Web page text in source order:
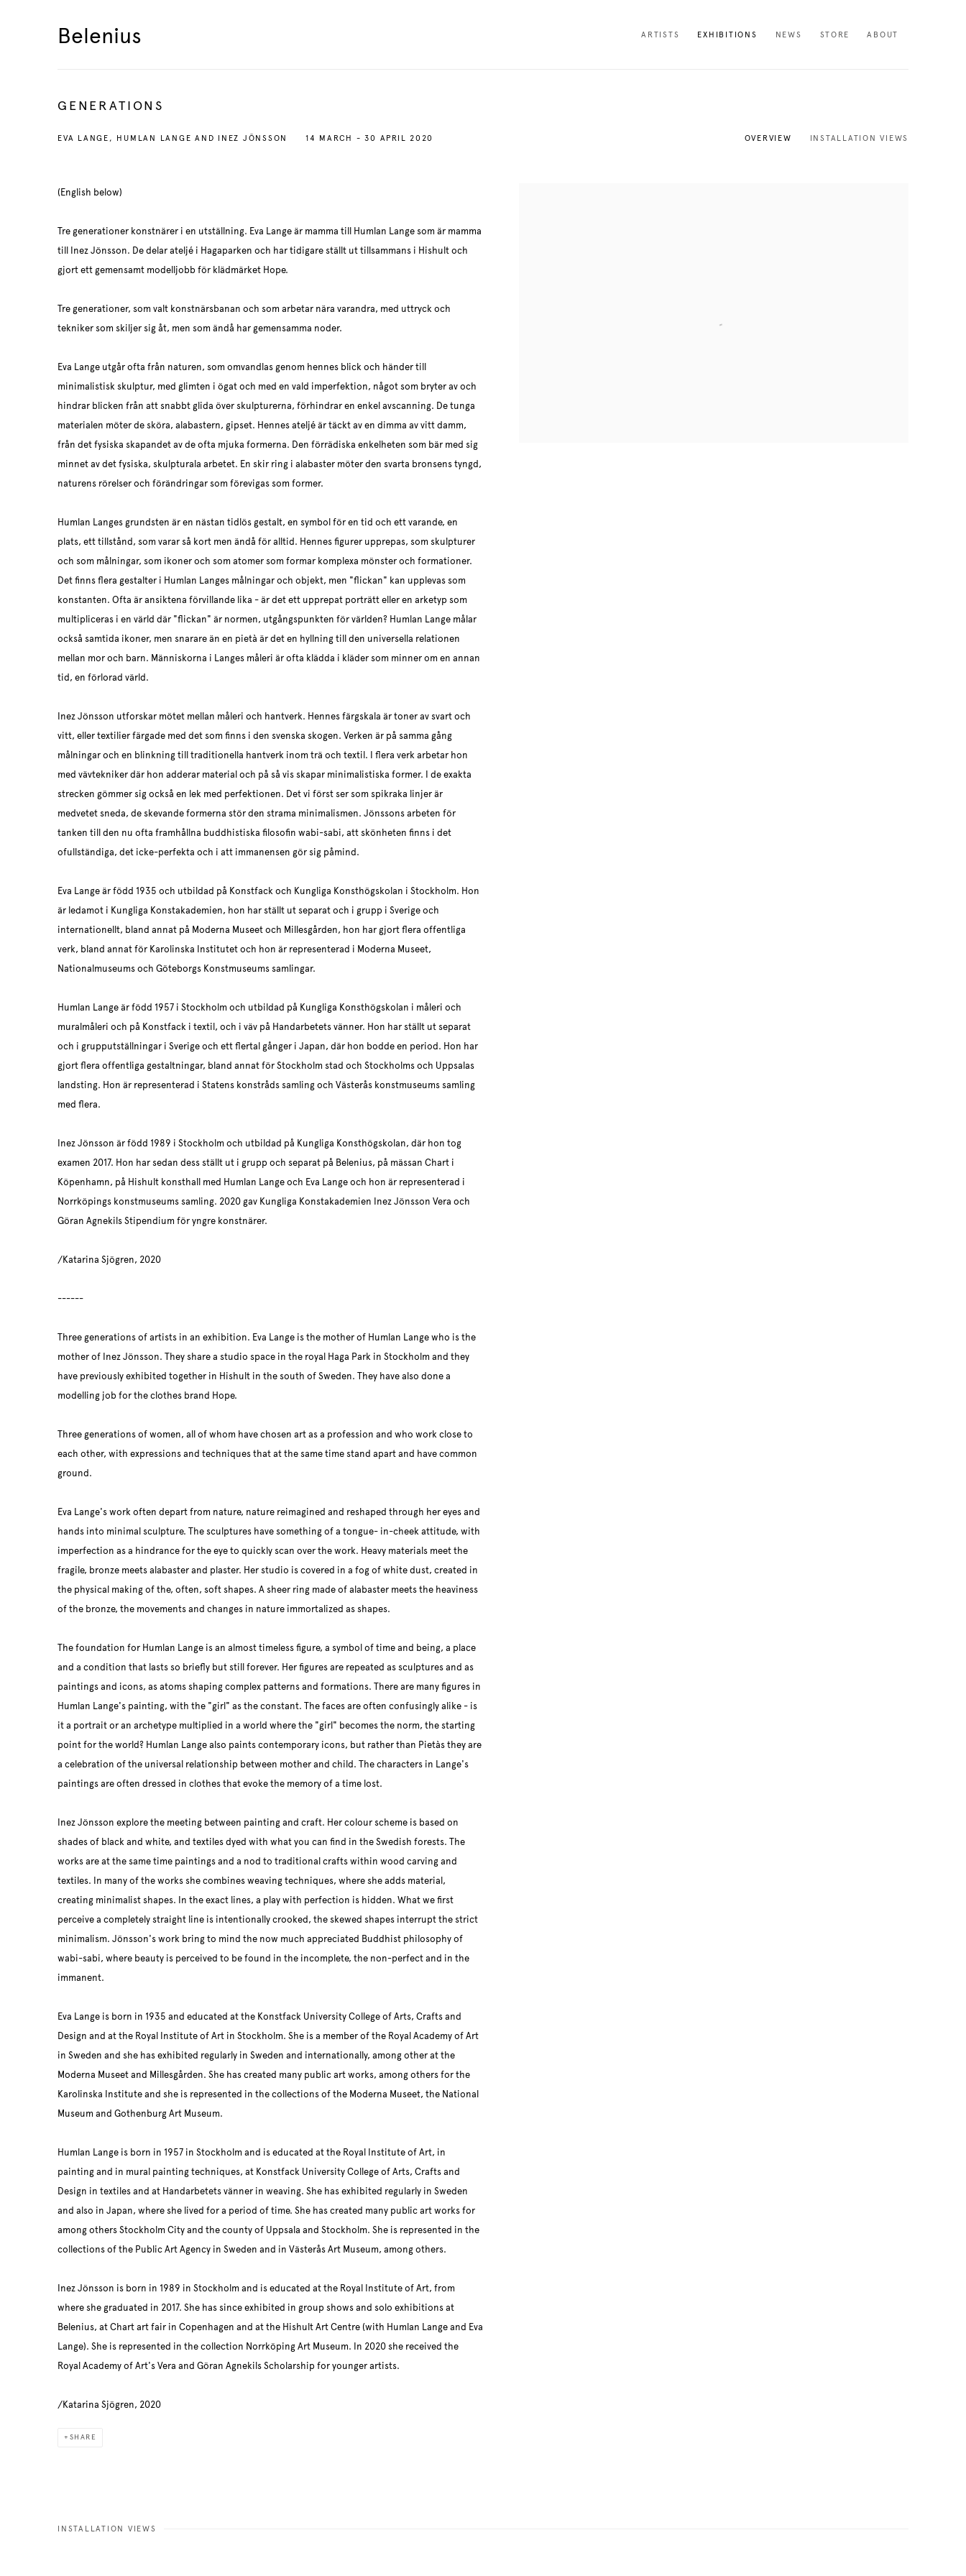
Belenius ARTISTS EXHIBITIONS NEWS STORE ABOUT
GENERATIONS
EVA LANGE, HUMLAN LANGE AND INEZ JÖNSSON 14 MARCH - 30 APRIL 2020 OVERVIEW INSTALLATION VIEWS
(English below)
Tre generationer konstnärer i en utställning. Eva Lange är mamma till Humlan Lange som är mamma
till Inez Jönsson. De delar ateljé i Hagaparken och har tidigare ställt ut tillsammans i Hishult och
gjort ett gemensamt modelljobb för klädmärket Hope.
Tre generationer, som valt konstnärsbanan och som arbetar nära varandra, med uttryck och
tekniker som skiljer sig åt, men som ändå har gemensamma noder.
Eva Lange utgår ofta från naturen, som omvandlas genom hennes blick och händer till
minimalistisk skulptur, med glimten i ögat och med en vald imperfektion, något som bryter av och
hindrar blicken från att snabbt glida över skulpturerna, förhindrar en enkel avscanning. De tunga
materialen möter de sköra, alabastern, gipset. Hennes ateljé är täckt av en dimma av vitt damm,
från det fysiska skapandet av de ofta mjuka formerna. Den förrädiska enkelheten som bär med sig
minnet av det fysiska, skulpturala arbetet. En skir ring i alabaster möter den svarta bronsens tyngd,
naturens rörelser och förändringar som förevigas som former.
Humlan Langes grundsten är en nästan tidlös gestalt, en symbol för en tid och ett varande, en
plats, ett tillstånd, som varar så kort men ändå för alltid. Hennes figurer upprepas, som skulpturer
och som målningar, som ikoner och som atomer som formar komplexa mönster och formationer.
Det finns flera gestalter i Humlan Langes målningar och objekt, men "flickan" kan upplevas som
konstanten. Ofta är ansiktena förvillande lika - är det ett upprepat porträtt eller en arketyp som
multipliceras i en värld där "flickan" är normen, utgångspunkten för världen? Humlan Lange målar
också samtida ikoner, men snarare än en pietà är det en hyllning till den universella relationen
mellan mor och barn. Människorna i Langes måleri är ofta klädda i kläder som minner om en annan
tid, en förlorad värld.
Inez Jönsson utforskar mötet mellan måleri och hantverk. Hennes färgskala är toner av svart och
vitt, eller textilier färgade med det som finns i den svenska skogen. Verken är på samma gång
målningar och en blinkning till traditionella hantverk inom trä och textil. I flera verk arbetar hon
med vävtekniker där hon adderar material och på så vis skapar minimalistiska former. I de exakta
strecken gömmer sig också en lek med perfektionen. Det vi först ser som spikraka linjer är
medvetet sneda, de skevande formerna stör den strama minimalismen. Jönssons arbeten för
tanken till den nu ofta framhållna buddhistiska filosofin wabi-sabi, att skönheten finns i det
ofullständiga, det icke-perfekta och i att immanensen gör sig påmind.
Eva Lange är född 1935 och utbildad på Konstfack och Kungliga Konsthögskolan i Stockholm. Hon
är ledamot i Kungliga Konstakademien, hon har ställt ut separat och i grupp i Sverige och
internationellt, bland annat på Moderna Museet och Millesgården, hon har gjort flera offentliga
verk, bland annat för Karolinska Institutet och hon är representerad i Moderna Museet,
Nationalmuseums och Göteborgs Konstmuseums samlingar.
Humlan Lange är född 1957 i Stockholm och utbildad på Kungliga Konsthögskolan i måleri och
muralmåleri och på Konstfack i textil, och i väv på Handarbetets vänner. Hon har ställt ut separat
och i grupputställningar i Sverige och ett flertal gånger i Japan, där hon bodde en period. Hon har
gjort flera offentliga gestaltningar, bland annat för Stockholm stad och Stockholms och Uppsalas
landsting. Hon är representerad i Statens konstråds samling och Västerås konstmuseums samling
med flera.
Inez Jönsson är född 1989 i Stockholm och utbildad på Kungliga Konsthögskolan, där hon tog
examen 2017. Hon har sedan dess ställt ut i grupp och separat på Belenius, på mässan Chart i
Köpenhamn, på Hishult konsthall med Humlan Lange och Eva Lange och hon är representerad i
Norrköpings konstmuseums samling. 2020 gav Kungliga Konstakademien Inez Jönsson Vera och
Göran Agnekils Stipendium för yngre konstnärer.
/Katarina Sjögren, 2020
------
Three generations of artists in an exhibition. Eva Lange is the mother of Humlan Lange who is the
mother of Inez Jönsson. They share a studio space in the royal Haga Park in Stockholm and they
have previously exhibited together in Hishult in the south of Sweden. They have also done a
modelling job for the clothes brand Hope.
Three generations of women, all of whom have chosen art as a profession and who work close to
each other, with expressions and techniques that at the same time stand apart and have common
ground.
Eva Lange's work often depart from nature, nature reimagined and reshaped through her eyes and
hands into minimal sculpture. The sculptures have something of a tongue- in-cheek attitude, with
imperfection as a hindrance for the eye to quickly scan over the work. Heavy materials meet the
fragile, bronze meets alabaster and plaster. Her studio is covered in a fog of white dust, created in
the physical making of the, often, soft shapes. A sheer ring made of alabaster meets the heaviness
of the bronze, the movements and changes in nature immortalized as shapes.
The foundation for Humlan Lange is an almost timeless figure, a symbol of time and being, a place
and a condition that lasts so briefly but still forever. Her figures are repeated as sculptures and as
paintings and icons, as atoms shaping complex patterns and formations. There are many figures in
Humlan Lange's painting, with the "girl" as the constant. The faces are often confusingly alike - is
it a portrait or an archetype multiplied in a world where the "girl" becomes the norm, the starting
point for the world? Humlan Lange also paints contemporary icons, but rather than Pietàs they are
a celebration of the universal relationship between mother and child. The characters in Lange's
paintings are often dressed in clothes that evoke the memory of a time lost.
Inez Jönsson explore the meeting between painting and craft. Her colour scheme is based on
shades of black and white, and textiles dyed with what you can find in the Swedish forests. The
works are at the same time paintings and a nod to traditional crafts within wood carving and
textiles. In many of the works she combines weaving techniques, where she adds material,
creating minimalist shapes. In the exact lines, a play with perfection is hidden. What we first
perceive a completely straight line is intentionally crooked, the skewed shapes interrupt the strict
minimalism. Jönsson's work bring to mind the now much appreciated Buddhist philosophy of
wabi-sabi, where beauty is perceived to be found in the incomplete, the non-perfect and in the
immanent.
Eva Lange is born in 1935 and educated at the Konstfack University College of Arts, Crafts and
Design and at the Royal Institute of Art in Stockholm. She is a member of the Royal Academy of Art
in Sweden and she has exhibited regularly in Sweden and internationally, among other at the
Moderna Museet and Millesgården. She has created many public art works, among others for the
Karolinska Institute and she is represented in the collections of the Moderna Museet, the National
Museum and Gothenburg Art Museum.
Humlan Lange is born in 1957 in Stockholm and is educated at the Royal Institute of Art, in
painting and in mural painting techniques, at Konstfack University College of Arts, Crafts and
Design in textiles and at Handarbetets vänner in weaving. She has exhibited regularly in Sweden
and also in Japan, where she lived for a period of time. She has created many public art works for
among others Stockholm City and the county of Uppsala and Stockholm. She is represented in the
collections of the Public Art Agency in Sweden and in Västerås Art Museum, among others.
Inez Jönsson is born in 1989 in Stockholm and is educated at the Royal Institute of Art, from
where she graduated in 2017. She has since exhibited in group shows and solo exhibitions at
Belenius, at Chart art fair in Copenhagen and at the Hishult Art Centre (with Humlan Lange and Eva
Lange). She is represented in the collection Norrköping Art Museum. In 2020 she received the
Royal Academy of Art's Vera and Göran Agnekils Scholarship for younger artists.
/Katarina Sjögren, 2020
SHARE
INSTALLATION VIEWS